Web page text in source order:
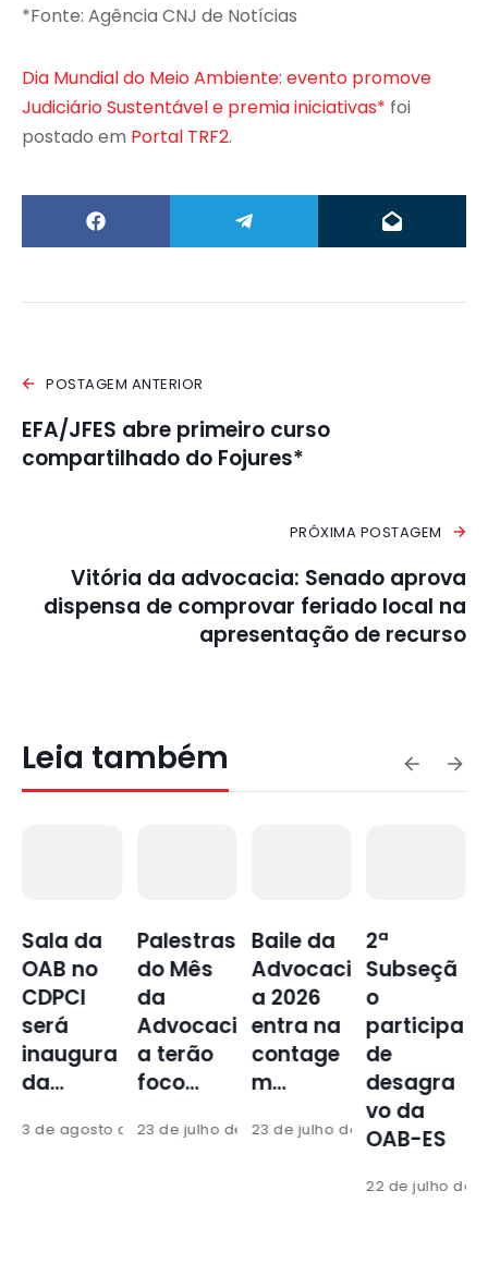
*Fonte: Agência CNJ de Notícias
Dia Mundial do Meio Ambiente: evento promove
Judiciário Sustentável e premia iniciativas* foi
postado em Portal TRF2.
POSTAGEM ANTERIOR
EFA/JFES abre primeiro curso
compartilhado do Fojures*
PRÓXIMA POSTAGEM
Vitória da advocacia: Senado aprova
dispensa de comprovar feriado local na
apresentação de recurso
Leia também
2026
Palestras
do Mês
da
Advocaci
a terão
foco…
23 de julho de 2026
Baile da
Advocaci
a 2026
entra na
contage
m…
23 de julho de 2026
2ª
Subseçã
o
participa
de
desagra
OAB-ES
22 de julho de 2026
Advocaci
a
regional
reforça
apoio a
ato de…
17 de julho de